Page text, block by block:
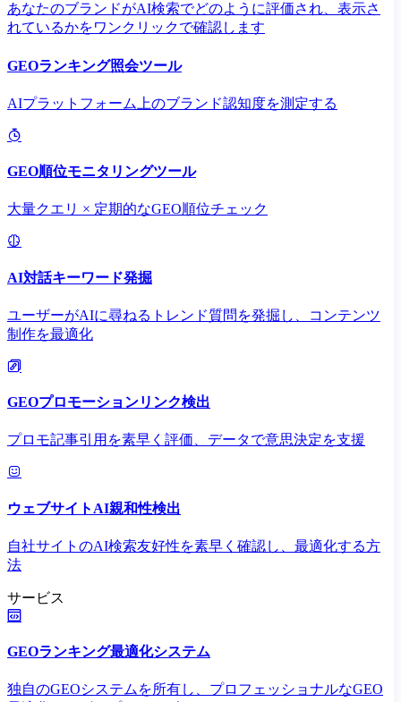
あなたのブランドがAI検索でどのように評価され、表示さ
れているかをワンクリックで確認します
GEOランキング照会ツール
AIプラットフォーム上のブランド認知度を測定する
GEO順位モニタリングツール
大量クエリ × 定期的なGEO順位チェック
AI対話キーワード発掘
ユーザーがAIに尋ねるトレンド質問を発掘し、コンテンツ
制作を最適化
GEOプロモーションリンク検出
プロモ記事引用を素早く評価、データで意思決定を支援
ウェブサイトAI親和性検出
自社サイトのAI検索友好性を素早く確認し、最適化する方
法
サービス
GEOランキング最適化システム
独自のGEOシステムを所有し、プロフェッショナルなGEO